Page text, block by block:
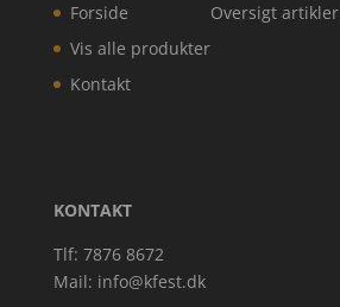
Forside
Vis alle produkter
Kontakt
Oversigt artikler
KONTAKT
Tlf: 7876 8672
Mail: info@kfest.dk